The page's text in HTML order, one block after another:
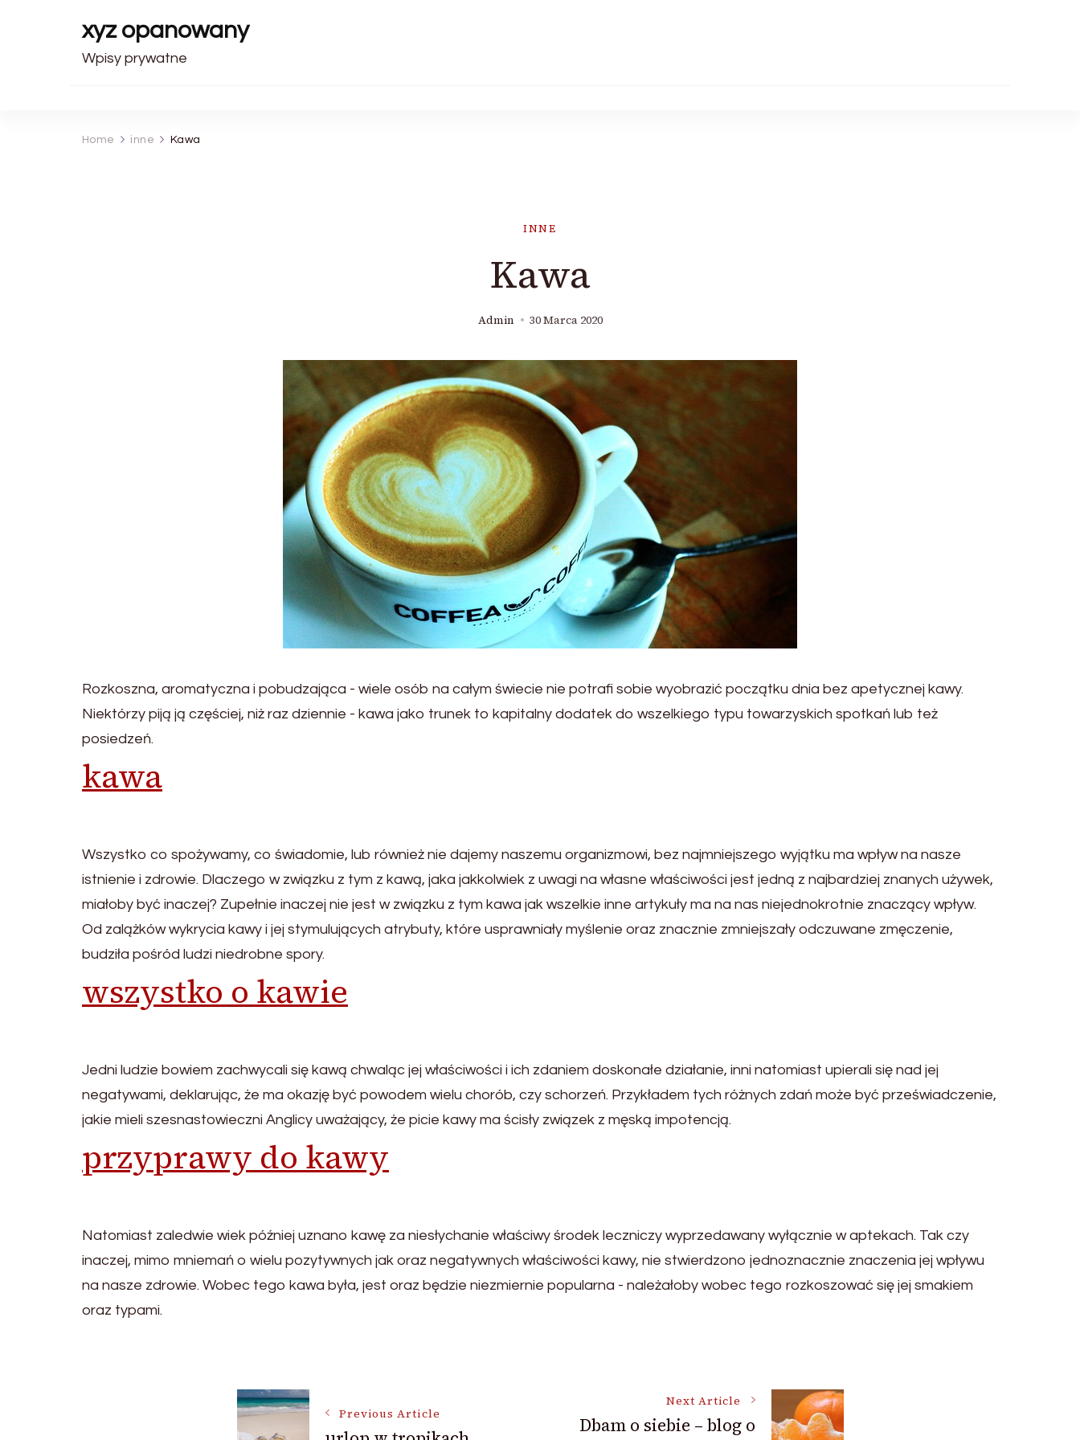
xyz opanowany
Wpisy prywatne
Home inne Kawa
INNE
Kawa
Admin 30 Marca 2020
Rozkoszna, aromatyczna i pobudzająca - wiele osób na całym świecie nie potrafi sobie wyobrazić początku dnia bez apetycznej kawy.
Niektórzy piją ją częściej, niż raz dziennie - kawa jako trunek to kapitalny dodatek do wszelkiego typu towarzyskich spotkań lub też
posiedzeń.
kawa
Wszystko co spożywamy, co świadomie, lub również nie dajemy naszemu organizmowi, bez najmniejszego wyjątku ma wpływ na nasze
istnienie i zdrowie. Dlaczego w związku z tym z kawą, jaka jakkolwiek z uwagi na własne właściwości jest jedną z najbardziej znanych używek,
miałoby być inaczej? Zupełnie inaczej nie jest w związku z tym kawa jak wszelkie inne artykuły ma na nas niejednokrotnie znaczący wpływ.
Od zalążków wykrycia kawy i jej stymulujących atrybuty, które usprawniały myślenie oraz znacznie zmniejszały odczuwane zmęczenie,
budziła pośród ludzi niedrobne spory.
wszystko o kawie
Jedni ludzie bowiem zachwycali się kawą chwaląc jej właściwości i ich zdaniem doskonałe działanie, inni natomiast upierali się nad jej
negatywami, deklarując, że ma okazję być powodem wielu chorób, czy schorzeń. Przykładem tych różnych zdań może być przeświadczenie,
jakie mieli szesnastowieczni Anglicy uważający, że picie kawy ma ścisły związek z męską impotencją.
przyprawy do kawy
Natomiast zaledwie wiek później uznano kawę za niesłychanie właściwy środek leczniczy wyprzedawany wyłącznie w aptekach. Tak czy
inaczej, mimo mniemań o wielu pozytywnych jak oraz negatywnych właściwości kawy, nie stwierdzono jednoznacznie znaczenia jej wpływu
na nasze zdrowie. Wobec tego kawa była, jest oraz będzie niezmiernie popularna - należałoby wobec tego rozkoszować się jej smakiem
oraz typami.
Post
Previous Article
Next Article
Dbam o siebie – blog o